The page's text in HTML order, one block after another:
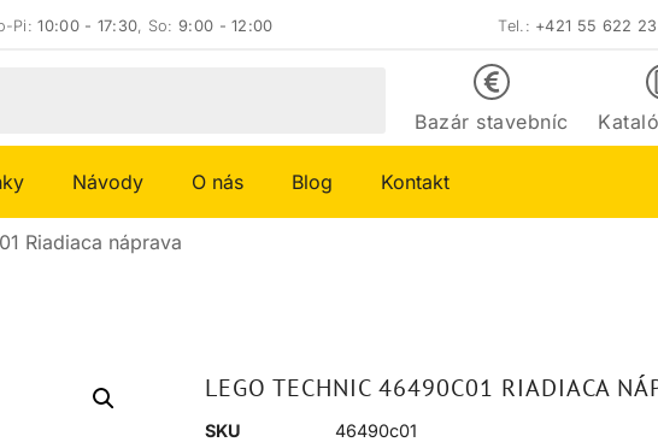
Pi:10:00 - 17:30, So:9:00 - 12:00 Tel.: +421 55 622 23
Bazár stavebníc
Návody O nás Blog Kontakt
Riadiaca náprava
LEGO TECHNIC 46490C01 RIADIACA
SKU
46490c01